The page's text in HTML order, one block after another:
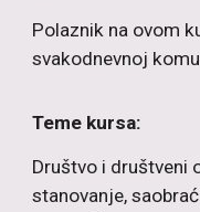
Polaznik na ovom
svakodnevnoj
Teme kursa:
Društvo i društveni
stanovanje,